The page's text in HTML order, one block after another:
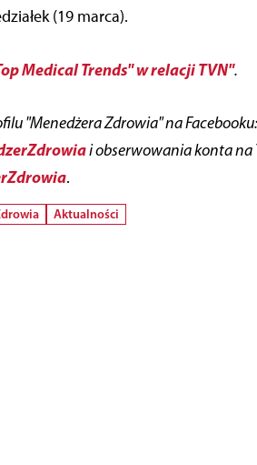
(19 marca).
Medical Trends" w relacji TVN".
"Menedżera Zdrowia" na Facebooku:
i obserwowania konta na
.
Aktualności